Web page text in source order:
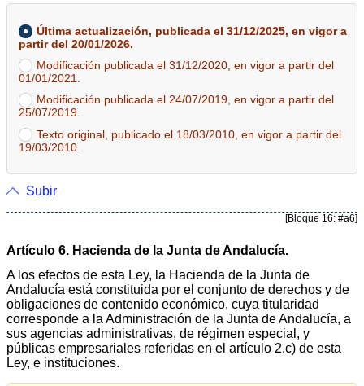
Última actualización, publicada el 31/12/2025, en vigor a
partir del 20/01/2026.
Modificación publicada el 31/12/2020, en vigor a partir del
01/01/2021.
Modificación publicada el 24/07/2019, en vigor a partir del
25/07/2019.
Texto original, publicado el 18/03/2010, en vigor a partir del
19/03/2010.
Subir
[Bloque 16: #a6]
Artículo 6. Hacienda de la Junta de Andalucía.
A los efectos de esta Ley, la Hacienda de la Junta de
Andalucía está constituida por el conjunto de derechos y de
obligaciones de contenido económico, cuya titularidad
corresponde a la Administración de la Junta de Andalucía, a
sus agencias administrativas, de régimen especial, y
públicas empresariales referidas en el artículo 2.c) de esta
Ley, e instituciones.